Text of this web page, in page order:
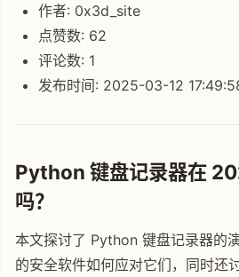
作者: 0x3d_site
点赞数: 62
评论数: 1
发布时间: 2025-03-12
Python 键盘记录器在
吗？
本文探讨了 Python 键盘记录器的
的安全软件如何应对它们，同时还